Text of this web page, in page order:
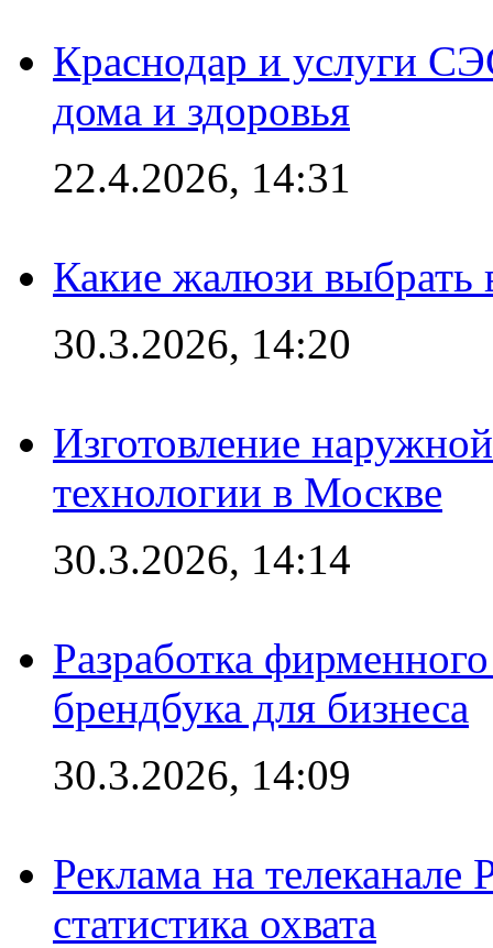
Краснодар и услуги
дома и здоровья
22.4.2026, 14:31
Какие жалюзи выбрать
30.3.2026, 14:20
Изготовление
технологии в Москве
30.3.2026, 14:14
Разработка
брендбука для бизнеса
30.3.2026, 14:09
Реклама на
статистика охвата